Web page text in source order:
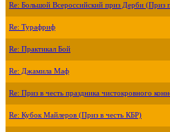
Re: Большой Всероссийский приз Дерби (Приз
Re: Турафриф
Re: Практикал Бой
Re: Джамила Маф
Re: Приз в честь праздника чистокровного
Re: Кубок Майлеров (Приз в честь КБР)